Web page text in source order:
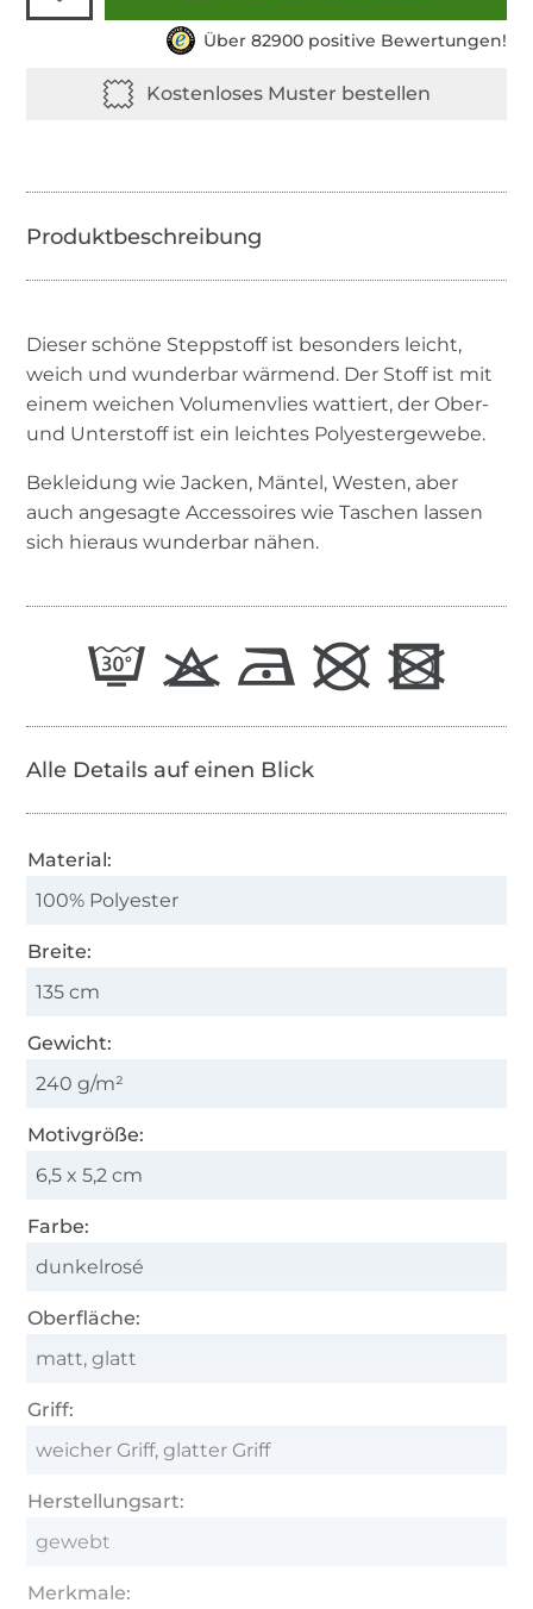
Über 82900 positive Bewertungen!
Dieser schöne Steppstoff ist besonders leicht,
weich und wunderbar wärmend. Der Stoff ist mit
einem weichen Volumenvlies wattiert, der Ober-
und Unterstoff ist ein leichtes Polyestergewebe.
Bekleidung wie Jacken, Mäntel, Westen, aber
auch angesagte Accessoires wie Taschen lassen
sich hieraus wunderbar nähen.
Alle Details auf einen Blick
Material:
100% Polyester
Breite:
135 cm
Gewicht:
240 g/m²
Motivgröße:
6,5 x 5,2 cm
Farbe:
dunkelrosé
Oberfläche:
matt, glatt
Griff:
weicher Griff, glatter Griff
Herstellungsart:
gewebt
Merkmale: